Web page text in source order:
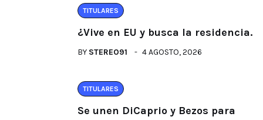
TITULARES
¿Vive en EU y busca la residencia.
BY STEREO91 4 AGOSTO, 2026
TITULARES
Se unen DiCaprio y Bezos para